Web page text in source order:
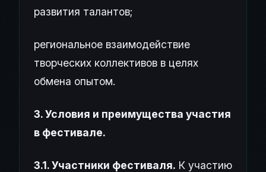
развития талантов;
региональное взаимодействие
творческих коллективов в целях
обмена опытом.
3. Условия и преимущества участия
в фестивале.
3.1. Участники фестиваля. К участию